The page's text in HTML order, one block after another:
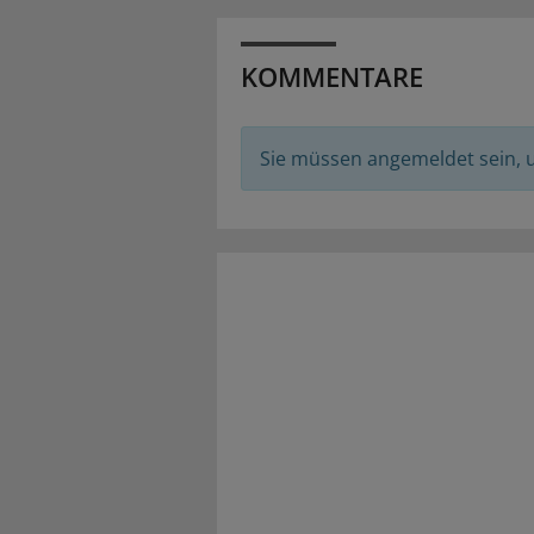
KOMMENTARE
Sie müssen angemeldet